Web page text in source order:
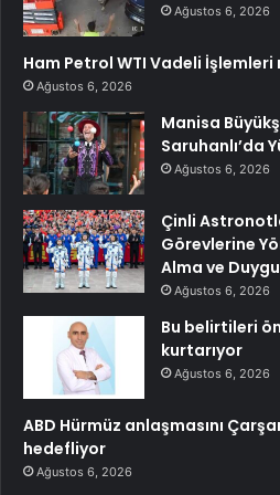
Ağustos 6, 2026
Ham Petrol WTI Vadeli
Ağustos 6, 2026
Manisa
Saruhanlı’da
Ağustos 6, 2026
Çinli
Görevlerine
Alma ve
Ağustos 6, 2026
Bu belirtileri
kurtarıyor
Ağustos 6, 2026
ABD Hürmüz anlaşmasını
hedefliyor
Ağustos 6, 2026